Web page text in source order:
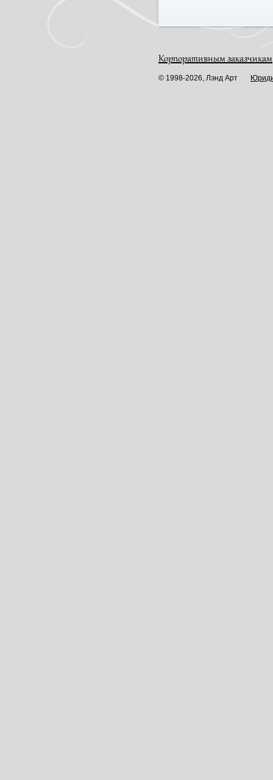
Корпоративным заказчикам
© 1998-2026, Лэнд Арт